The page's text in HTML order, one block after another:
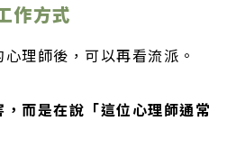
作方式
理師後，可以再看流派。
而是在說「這位心理師通常